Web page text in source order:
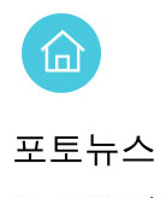
포토뉴스